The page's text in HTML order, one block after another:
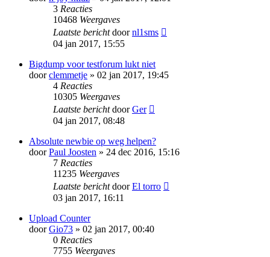
3 Reacties
10468 Weergaves
Laatste berichtdoornl1sms
04 jan 2017, 15:55
Bigdump voor testforum lukt niet
doorclemmetje » 02 jan 2017, 19:45
4 Reacties
10305 Weergaves
Laatste berichtdoorGer
04 jan 2017, 08:48
Absolute newbie op weg helpen?
doorPaul Joosten » 24 dec 2016, 15:16
7 Reacties
11235 Weergaves
Laatste berichtdoorEl torro
03 jan 2017, 16:11
Upload Counter
doorGio73 » 02 jan 2017, 00:40
0 Reacties
7755 Weergaves